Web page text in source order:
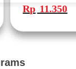
adalah:
Rp 22.700.
Rp 11.350ini